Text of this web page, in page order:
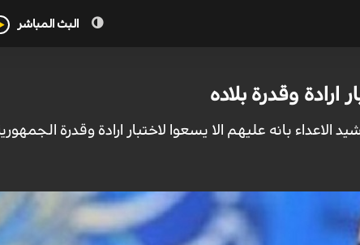
البث المباشر
وقدرة بلاده
بانه عليهم الا يسعوا لاختبار ارادة وقدرة الجمهورية